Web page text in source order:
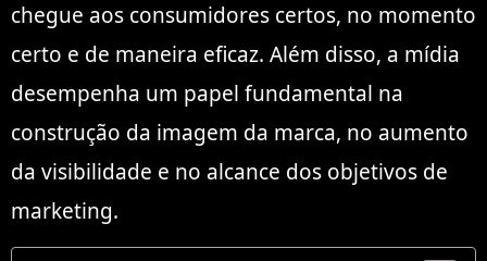
chegue aos consumidores certos, no momento
certo e de maneira eficaz. Além disso, a mídia
desempenha um papel fundamental na
construção da imagem da marca, no aumento
da visibilidade e no alcance dos objetivos de
marketing.